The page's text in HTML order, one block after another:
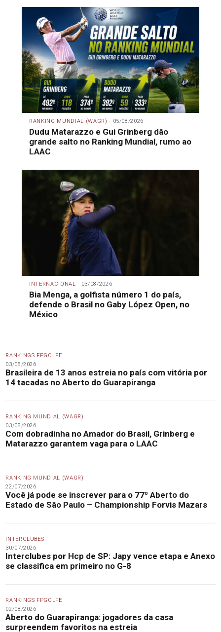
RANKING MUNDIAL (WAGR) - 05/08/2026
Dudu Matarazzo e Gui Grinberg dão
grande salto no Ranking Mundial, rumo ao
LAAC
INTERNACIONAL - 03/08/2026
Bia Menga, a golfista número 1 do país,
defende o Brasil no Gaby López Open, no
México
RANKINGS FPGOLFE
03/08/2026
Brasileira de 13 anos estreia no país com vitória por
14 tacadas no Aberto do Guarapiranga
RANKING MUNDIAL (WAGR)
03/08/2026
Com dobradinha no Amador do Brasil, Grinberg e
Matarazzo garantem vaga para o LAAC
RANKING MUNDIAL (WAGR)
22/07/2026
Você já pode se inscrever para o 77º Aberto do
Estado de São Paulo – Championship Forvis Mazars
INTERCLUBES
30/07/2026
Interclubes por Hcp de SP: Japy vence etapa e Anexo
se classifica em primeiro no G-8
RANKINGS FPGOLFE
02/08/2026
Aberto do Guarapiranga: jogadores da casa
surpreendem favoritos na estreia